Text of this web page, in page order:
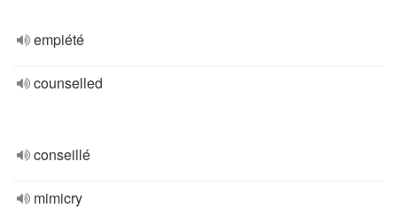
empiété
counselled
conseillé
mimicry